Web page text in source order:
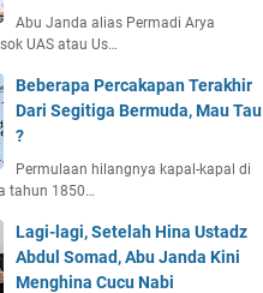
Abu Janda alias Permadi Arya
UAS atau Us…
Beberapa Percakapan Terakhir
Dari Segitiga Bermuda, Mau Tau
?
Permulaan hilangnya kapal-kapal di
tahun 1850…
Lagi-lagi, Setelah Hina Ustadz
Abdul Somad, Abu Janda Kini
Menghina Cucu Nabi